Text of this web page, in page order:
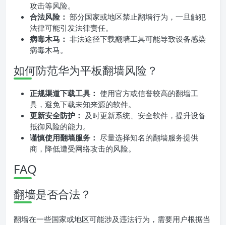
攻击等风险。
合法风险： 部分国家或地区禁止翻墙行为，一旦触犯
法律可能引发法律责任。
病毒木马： 非法途径下载翻墙工具可能导致设备感染
病毒木马。
如何防范华为平板翻墙风险？
正规渠道下载工具： 使用官方或信誉较高的翻墙工
具，避免下载未知来源的软件。
更新安全防护： 及时更新系统、安全软件，提升设备
抵御风险的能力。
谨慎使用翻墙服务： 尽量选择知名的翻墙服务提供
商，降低遭受网络攻击的风险。
FAQ
翻墙是否合法？
翻墙在一些国家或地区可能涉及违法行为，需要用户根据当